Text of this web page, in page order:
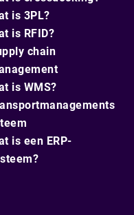
is 3PL?
is RFID?
chain
is WMS?
is een ERP-